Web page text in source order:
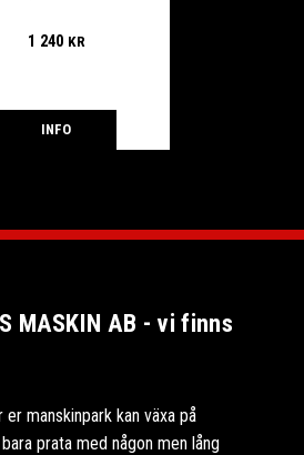
1 240 KR
INFO
MASKIN AB - vi finns
er manskinpark kan växa på
prata med någon men lång